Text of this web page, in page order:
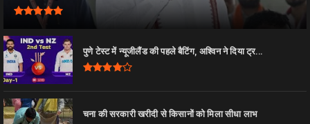
पुणे टेस्ट में न्यूजीलैंड की पहले बैटिंग, अश्विन ने दिया ट्र...
चना की सरकारी खरीदी से किसानों को मिला सीधा लाभ